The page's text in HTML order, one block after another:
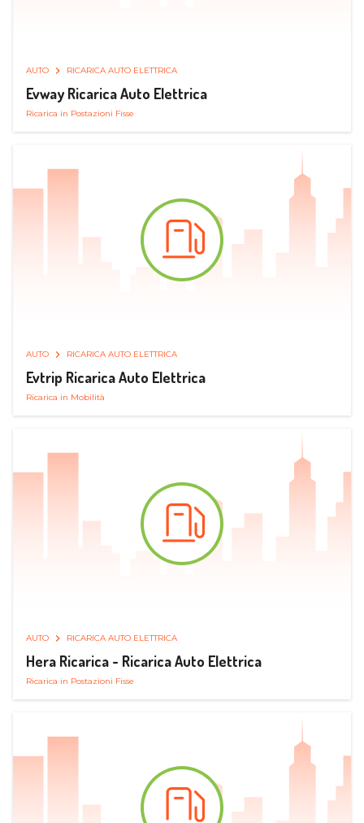
AUTO RICARICA AUTO ELETTRICA
Evway Ricarica Auto Elettrica
Ricarica in Postazioni Fisse
AUTO RICARICA AUTO ELETTRICA
Evtrip Ricarica Auto Elettrica
Ricarica in Mobilità
AUTO RICARICA AUTO ELETTRICA
Hera Ricarica - Ricarica Auto Elettrica
Ricarica in Postazioni Fisse